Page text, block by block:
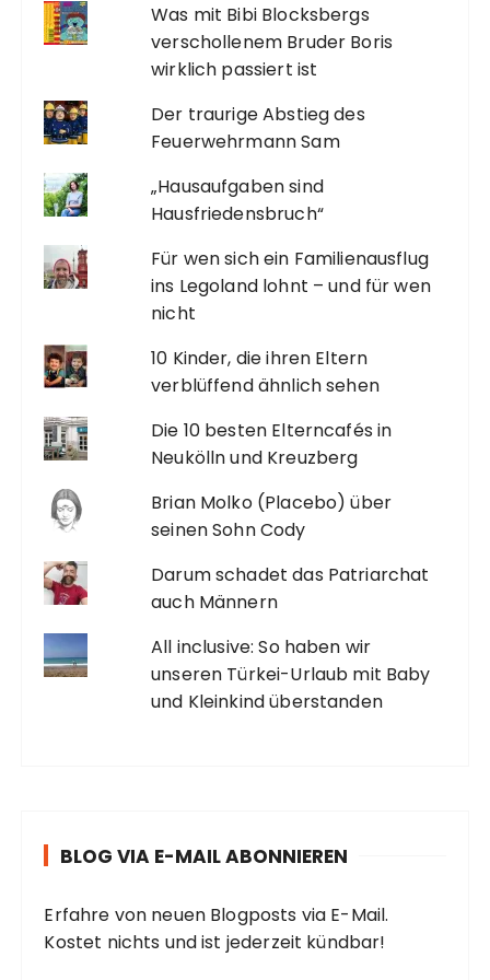
Was mit Bibi Blocksbergs
verschollenem Bruder Boris
wirklich passiert ist
Der traurige Abstieg des
Feuerwehrmann Sam
„Hausaufgaben sind
Hausfriedensbruch“
Für wen sich ein Familienausflug
ins Legoland lohnt – und für wen
nicht
10 Kinder, die ihren Eltern
verblüffend ähnlich sehen
Die 10 besten Elterncafés in
Neukölln und Kreuzberg
Brian Molko (Placebo) über
seinen Sohn Cody
Darum schadet das Patriarchat
auch Männern
All inclusive: So haben wir
unseren Türkei-Urlaub mit Baby
und Kleinkind überstanden
BLOG VIA E-MAIL ABONNIEREN
Erfahre von neuen Blogposts via E-Mail.
Kostet nichts und ist jederzeit kündbar!